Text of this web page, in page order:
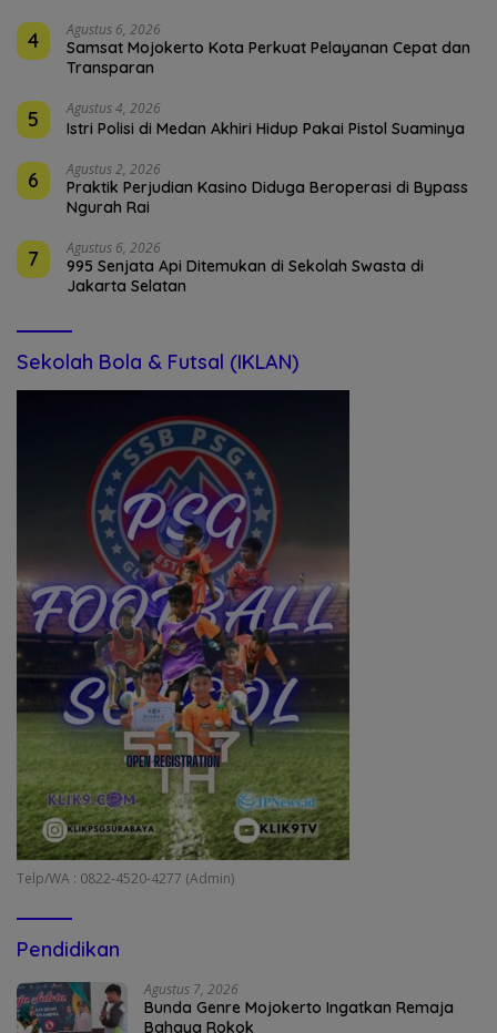
4 Agustus 6, 2026
Samsat Mojokerto Kota Perkuat Pelayanan Cepat dan
Transparan
5 Agustus 4, 2026
Istri Polisi di Medan Akhiri Hidup Pakai Pistol Suaminya
6 Agustus 2, 2026
Praktik Perjudian Kasino Diduga Beroperasi di Bypass
Ngurah Rai
7 Agustus 6, 2026
995 Senjata Api Ditemukan di Sekolah Swasta di
Jakarta Selatan
Sekolah Bola & Futsal (IKLAN)
Telp/WA : 0822-4520-4277 (Admin)
Pendidikan
Agustus 7, 2026
Bunda Genre Mojokerto Ingatkan Remaja
Bahaya Rokok